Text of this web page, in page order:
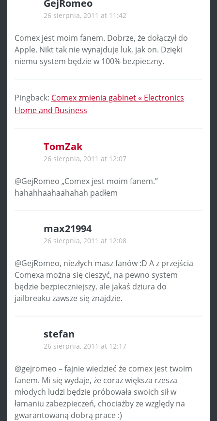
GejRomeo
26 sierpnia, 2011 at 11:42
Comex jest moim fanem. Dobrze, że dołączył do
Apple. Nikt tak nie wynajduje luk, jak on. Dzięki
niemu system będzie w 100% bezpieczny.
Pingback: Comex zmienia gabinet « Electronics
Home and Business
TomZak
26 sierpnia, 2011 at 12:07
@GejRomeo „Comex jest moim fanem.”
hahahhaahaahahah padłem
max21994
26 sierpnia, 2011 at 12:08
@GejRomeo, niezłych masz fanów :D A z przejścia
Comexa można się cieszyć, na pewno system
będzie bezpieczniejszy, ale jakaś dziura do
jailbreaku zawsze się znajdzie.
stefan
26 sierpnia, 2011 at 12:17
@gejromeo – fajnie wiedzieć że comex jest twoim
fanem. Mi się wydaje, że coraz większa rzesza
młodych ludzi będzie próbowała swoich sił w
łamaniu zabezpieczeń, chociażby ze względy na
gwarantowaną dobrą prace :)